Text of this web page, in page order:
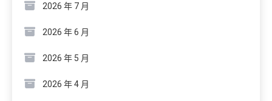
2026 年 7 月
2026 年 6 月
2026 年 5 月
2026 年 4 月